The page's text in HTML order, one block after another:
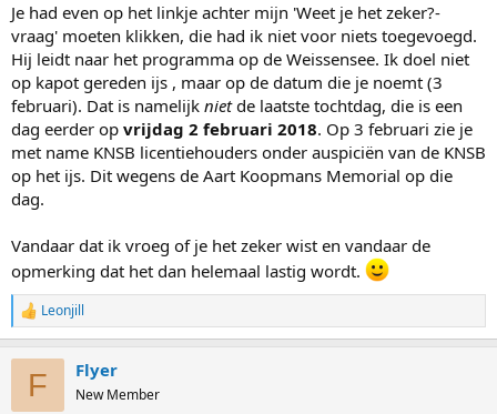
Je had even op het linkje achter mijn 'Weet je het zeker?-
vraag' moeten klikken, die had ik niet voor niets toegevoegd.
Hij leidt naar het programma op de Weissensee. Ik doel niet
op kapot gereden ijs , maar op de datum die je noemt (3
februari). Dat is namelijk nietde laatste tochtdag, die is een
dag eerder op vrijdag 2 februari 2018. Op 3 februari zie je
met name KNSB licentiehouders onder auspiciën van de KNSB
op het ijs. Dit wegens de Aart Koopmans Memorial op die
dag.
Vandaar dat ik vroeg of je het zeker wist en vandaar de
opmerking dat het dan helemaal lastig wordt.
R
e
Leonjill
F Flyer
New Member